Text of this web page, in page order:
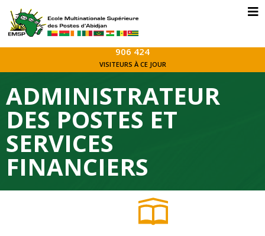
906 424
VISITEURS À CE JOUR
ADMINISTRATEUR
DES POSTES ET
SERVICES
FINANCIERS​